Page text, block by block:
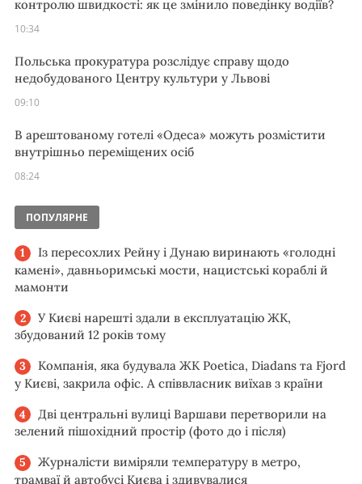
контролю швидкості: як це змінило поведінку водіїв?
10:34
Польська прокуратура розслідує справу щодо
недобудованого Центру культури у Львові
09:10
В арештованому готелі «Одеса» можуть розмістити
внутрішньо переміщених осіб
08:24
ПОПУЛЯРНЕ
Із пересохлих Рейну і Дунаю виринають «голодні
камені», давньоримські мости, нацистські кораблі й
мамонти
У Києві нарешті здали в експлуатацію ЖК,
збудований 12 років тому
Компанія, яка будувала ЖК Poetica, Diadans та Fjord
у Києві, закрила офіс. А співвласник виїхав з країни
Дві центральні вулиці Варшави перетворили на
зелений пішохідний простір (фото до і після)
Журналісти виміряли температуру в метро,
трамваї й автобусі Києва і здивувалися